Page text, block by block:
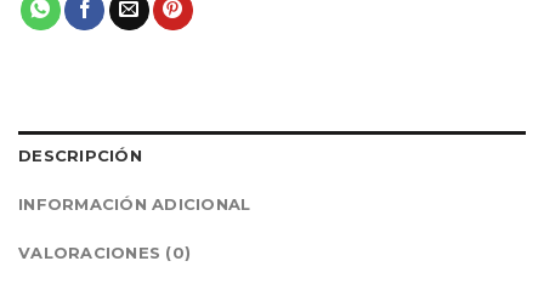
DESCRIPCIÓN
INFORMACIÓN ADICIONAL
VALORACIONES (0)